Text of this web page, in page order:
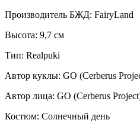
Производитель БЖД: FairyLand
Высота: 9,7 см
Тип: Realpuki
Автор куклы: GO (Cerberus
Автор лица: GO (Cerberus
Костюм: Солнечный день